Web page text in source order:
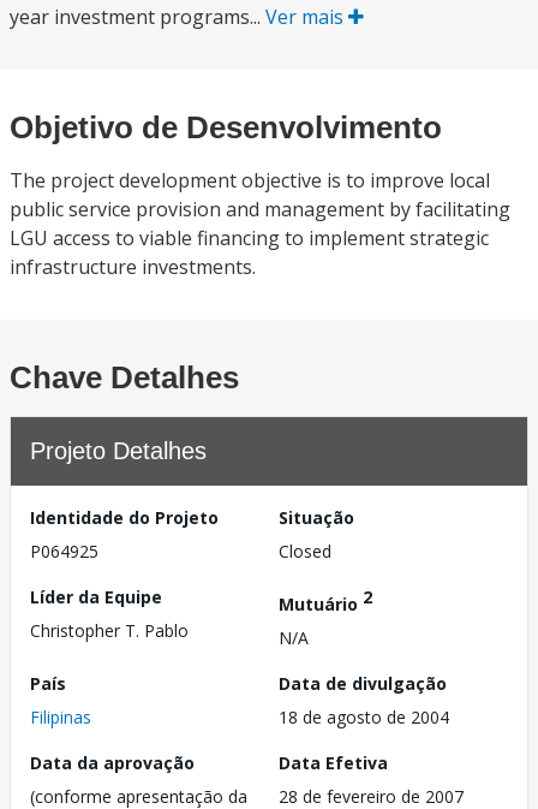
year investment programs... Ver mais
Objetivo de Desenvolvimento
The project development objective is to improve local
public service provision and management by facilitating
LGU access to viable financing to implement strategic
infrastructure investments.
Chave Detalhes
Projeto Detalhes
Identidade do Projeto
P064925
Situação
Closed
Líder da Equipe
Christopher T. Pablo
Mutuário 2
N/A
País
Filipinas
Data de divulgação
18 de agosto de 2004
Data da aprovação
(conforme apresentação da
Data Efetiva
28 de fevereiro de 2007